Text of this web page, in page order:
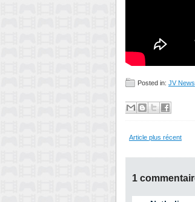
Posted in: JV News
Article plus récent
1